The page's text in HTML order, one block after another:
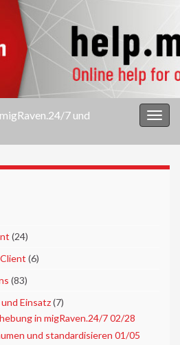
7 und
(24)
(6)
(83)
Einsatz(7)
in migRaven.24/7 02/28
und standardisieren 01/05